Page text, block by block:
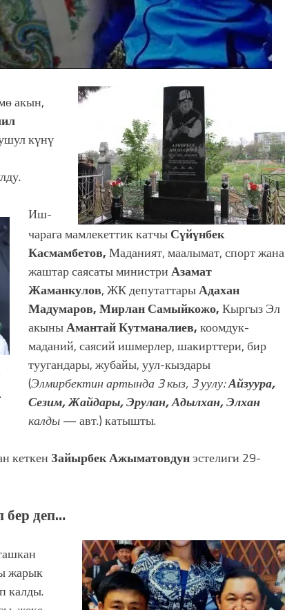
акын,
күнү
Иш-
чарага мамлекеттик катчыСүйүнбек
Касмамбетов,Маданият, маалымат, спорт жана
жаштар саясаты министриАзамат
Жаманкулов, ЖК депутаттарыАдахан
Мадумаров,Мирлан Самыйкожо,Кыргыз Эл
акыныАмантай Кутманалиев,коомдук-
маданий, саясий ишмерлер, шакирттери, бир
туугандары, жубайы, уул-кыздары
(Элмирбектин артында 3 кыз, 3 уулу:Айзуура,
Сезим, Жайдары, Эрулан, Адылхан, Элхан
калды— авт.) катышты.
кеткенЗайырбек Ажыматовдунэстелиги 29-
деп…
жарык
калды.